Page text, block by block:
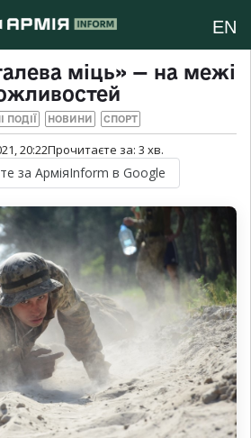
EN
міць» — на межі
ПОДІЇ НОВИНИ СПОРТ
20:22Прочитаєте за: 3 хв.
за АрміяInform в Google